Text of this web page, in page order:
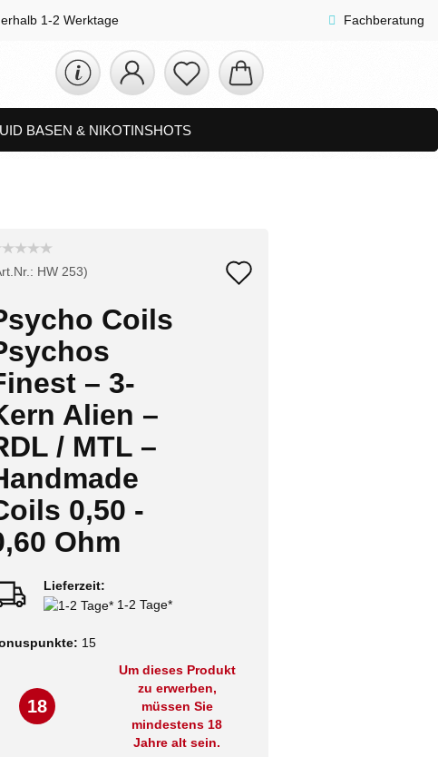
1-2 Werktage Fachberatung
BASEN & NIKOTINSHOTS
SETS
HW 253)
Coils
– 3-
Alien –
/ MTL –
0,50 -
Ohm
Lieferzeit:
1-2 Tage*
15
18
Um dieses Produkt
zu erwerben,
müssen Sie
mindestens 18
Jahre alt sein.